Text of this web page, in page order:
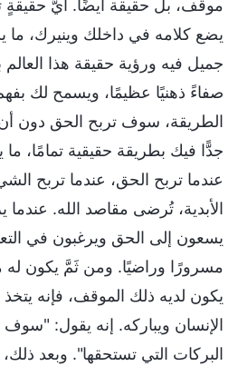
موقف، بل حقيقة أيضًا. أيُّ حقيقةٍ
يضع كلامه في داخلك وينيرك، ما
جميل فيه ورؤية حقيقة هذا
صفاءً ذهنيًا عظيمًا، ويسمح لك
الطريقة، سوف تربح الحق دون أن
جدًّا فيك بطريقة حقيقية تمامًا،
عندما تربح الحق، عندما تربح
الأبدية، تُرضى مقاصد الله. عندما
يسعون إلى الحق ويرغبون في
مسرورًا وراضيًا. ومن ثَمَّ يكون له
يكون لديه ذلك الموقف، فإنه
الإنسان ويباركه. إنه يقول:
البركات التي تستحقها". وبعد